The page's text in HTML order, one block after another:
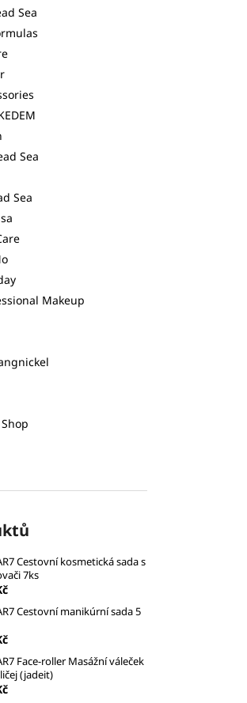
Sea
Sea
Sea
Makeup
Cestovní kosmetická sada s
7ks
Cestovní manikúrní sada 5
Face-roller Masážní váleček
(jadeit)